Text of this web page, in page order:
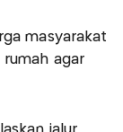
masyarakat
rumah agar